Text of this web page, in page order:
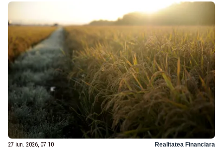
27 iun. 2026, 07:10 Realitatea Financiara